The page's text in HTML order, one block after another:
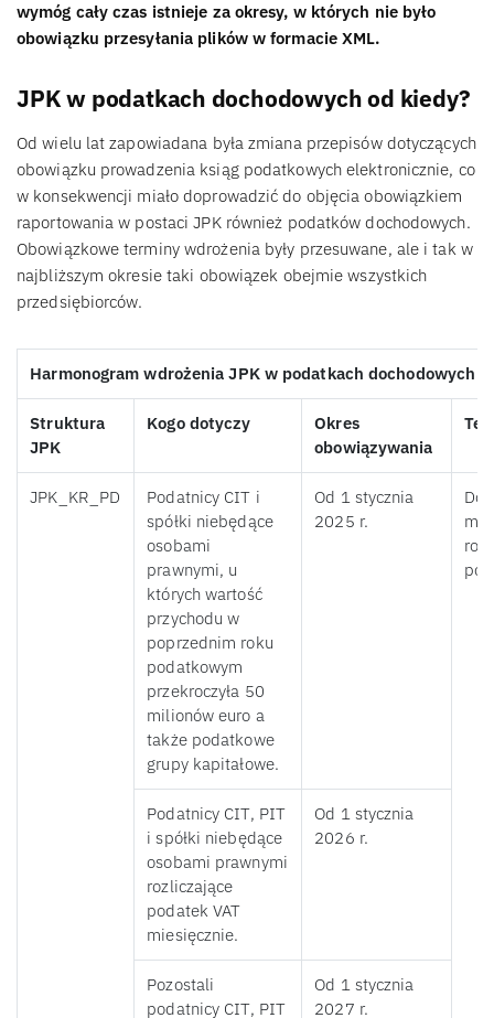
wymóg cały czas istnieje za okresy, w których nie było
obowiązku przesyłania plików w formacie XML.
JPK w podatkach dochodowych od kiedy?
Od wielu lat zapowiadana była zmiana przepisów dotyczących
obowiązku prowadzenia ksiąg podatkowych elektronicznie, co
w konsekwencji miało doprowadzić do objęcia obowiązkiem
raportowania w postaci JPK również podatków dochodowych.
Obowiązkowe terminy wdrożenia były przesuwane, ale i tak w
najbliższym okresie taki obowiązek obejmie wszystkich
przedsiębiorców.
Harmonogram wdrożenia JPK w podatkach dochodowych
Struktura
JPK
Kogo dotyczy
Okres
obowiązywania
JPK_KR_PD
Podatnicy CIT i
spółki niebędące
osobami
prawnymi, u
których wartość
przychodu w
poprzednim roku
podatkowym
przekroczyła 50
milionów euro a
także podatkowe
grupy kapitałowe.
Od 1 stycznia
2025 r.
Do
Podatnicy CIT, PIT
i spółki niebędące
osobami prawnymi
rozliczające
podatek VAT
miesięcznie.
Od 1 stycznia
2026 r.
Pozostali
podatnicy CIT, PIT
Od 1 stycznia
2027 r.